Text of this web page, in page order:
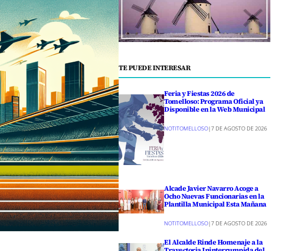
TE PUEDE INTERESAR
Feria y Fiestas 2026 de
Tomelloso: Programa Oficial ya
Disponible en la Web Municipal
NOTITOMELLOSO|7 DE AGOSTO DE 2026
Alcade Javier Navarro Acoge a
Ocho Nuevas Funcionarias en la
Plantilla Municipal Esta Mañana
NOTITOMELLOSO|7 DE AGOSTO DE 2026
El Alcalde Rinde Homenaje a la